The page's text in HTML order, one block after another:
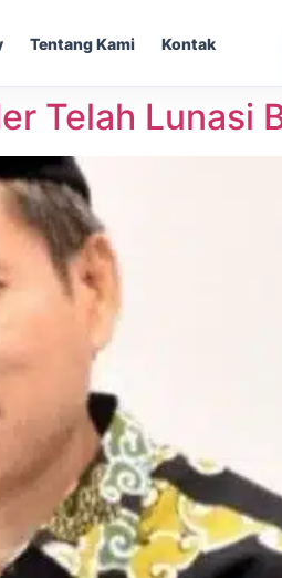
Tentang Kami Kontak
Telah Lunasi